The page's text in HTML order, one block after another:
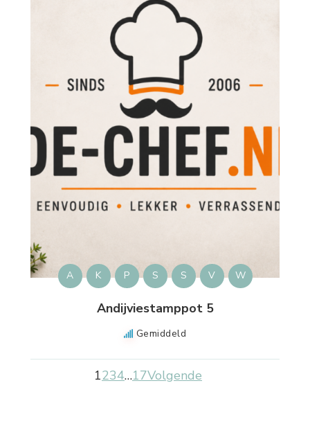
A K P S S V W
Andijviestamppot 5
Gemiddeld
1234…17Volgende